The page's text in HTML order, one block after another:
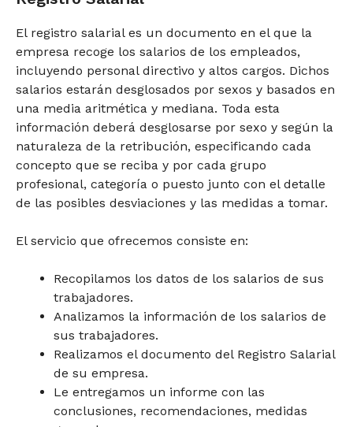
El registro salarial es un documento en el que la
empresa recoge los salarios de los empleados,
incluyendo personal directivo y altos cargos. Dichos
salarios estarán desglosados por sexos y basados en
una media aritmética y mediana. Toda esta
información deberá desglosarse por sexo y según la
naturaleza de la retribución, especificando cada
concepto que se reciba y por cada grupo
profesional, categoría o puesto junto con el detalle
de las posibles desviaciones y las medidas a tomar.
El servicio que ofrecemos consiste en:
Recopilamos los datos de los salarios de sus
trabajadores.
Analizamos la información de los salarios de
sus trabajadores.
Realizamos el documento del Registro Salarial
de su empresa.
Le entregamos un informe con las
conclusiones, recomendaciones, medidas